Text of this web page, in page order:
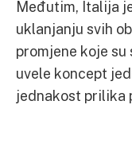
Međutim, Italija
uklanjanju svih
promjene koje
uvele koncept
jednakost prilika